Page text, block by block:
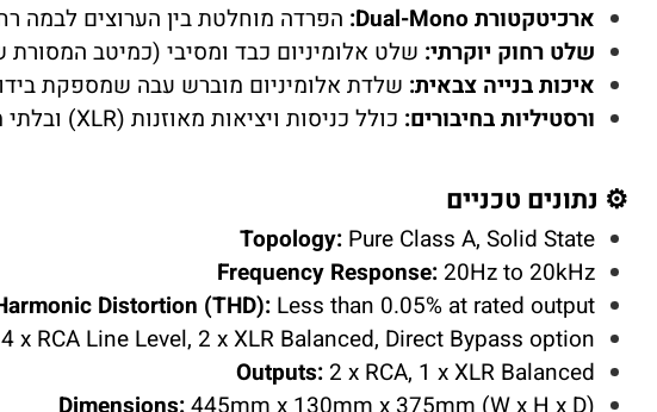
ארכיטקטורת Dual-Mono:
הפרדה מוחלטת בין הערוצים לבמה
שלט רחוק יוקרתי: שלט אלומיניום כבד ומסיבי (כמיטב
איכות בנייה צבאית: שלדת אלומיניום מוברש עבה שמספקת
ורסטיליות בחיבורים: כולל כניסות ויציאות מאוזנות (XLR) ובלתי מאוזנות (RCA) באיכות הגבוהה ביותר.
⚙️ נתונים טכניים
Topology:Pure Class A, Solid State
Frequency Response:20Hz to 20kHz
Distortion (THD):Less than 0.05% at rated output
x RCA Line Level, 2 x XLR Balanced, Direct Bypass option
Outputs:2 x RCA, 1 x XLR Balanced